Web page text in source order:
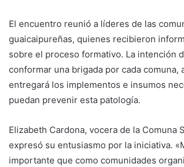
El encuentro reunió a líderes de las
guaicaipureñas, quienes recibieron
sobre el proceso formativo. La intención
conformar una brigada por cada comuna,
entregará los implementos e insumos
puedan prevenir esta patología.
Elizabeth Cardona, vocera de la Comuna
expresó su entusiasmo por la iniciativa.
importante que como comunidades